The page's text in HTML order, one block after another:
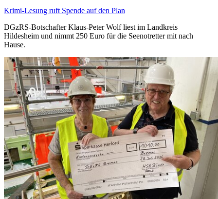
Krimi-Lesung ruft Spende auf den Plan
DGzRS-Botschafter Klaus-Peter Wolf liest im Landkreis
Hildesheim und nimmt 250 Euro für die Seenotretter mit nach
Hause.